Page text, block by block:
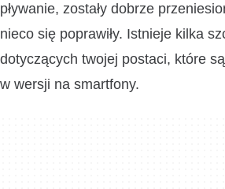
pływanie, zostały dobrze
nieco się poprawiły. Istnieje kilka
dotyczących twojej postaci, które
w wersji na smartfony.